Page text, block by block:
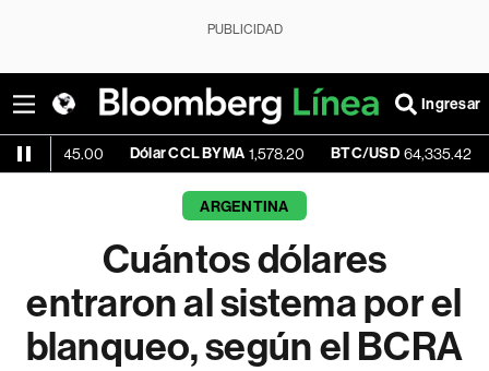
PUBLICIDAD
Ingresar
Dólar CCL BYMA 1,578.20 BTC/USD 64,335.42
ARGENTINA
Cuántos dólares
entraron al sistema por el
blanqueo, según el BCRA